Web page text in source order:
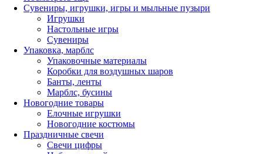
Сувениры, игрушки, игры и мыльные пузыри
Игрушки
Настольные игры
Сувениры
Упаковка, марблс
Упаковочные материалы
Коробки для воздушных шаров
Банты, ленты
Марблс, бусины
Новогодние товары
Елочные игрушки
Новогодние костюмы
Праздничные свечи
Свечи цифры